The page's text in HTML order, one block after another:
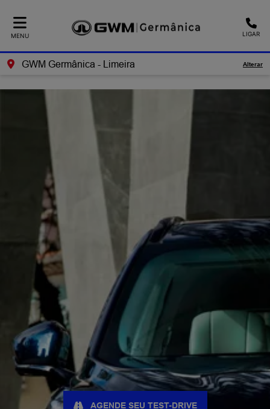
MENU LIGAR
GWM Germânica - Limeira Alterar
AGENDE SEU TEST-DRIVE